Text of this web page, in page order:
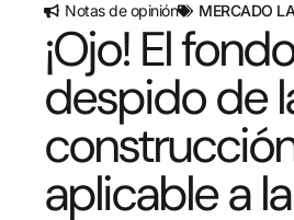
Notas de opinión MERCADO
¡Ojo! El
despido de
aplicable a